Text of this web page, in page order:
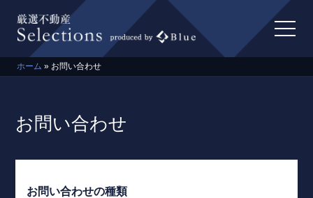
ホーム » お問い合わせ
お問い合わせ
お問い合わせの種類